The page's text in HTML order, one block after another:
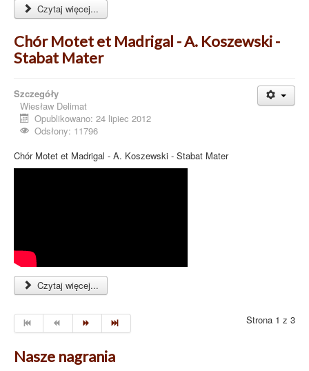
Czytaj więcej...
Chór Motet et Madrigal - A. Koszewski -
Stabat Mater
Szczegóły
Wiesław Delimat
Opublikowano: 24 lipiec 2012
Odsłony: 11796
Chór Motet et Madrigal - A. Koszewski - Stabat Mater
Czytaj więcej...
Strona 1 z 3
Nasze nagrania